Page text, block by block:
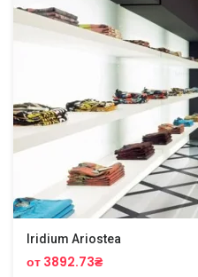
Iridium Ariostea
от 3892.73₴